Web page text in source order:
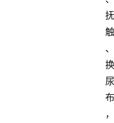
抚
触
、
换
尿
布
，